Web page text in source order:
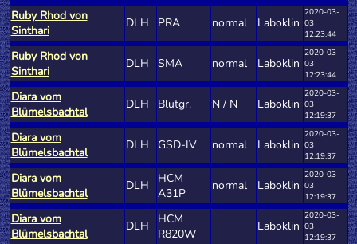
Ruby Rhod von
Sinthari
DLH PRA normal Laboklin
2020-03-
03
12:23:44
Ruby Rhod von
Sinthari
DLH SMA normal Laboklin
2020-03-
03
12:23:44
Diara vom
Blümelsbachtal
DLH Blutgr. N / N Laboklin
2020-03-
03
12:19:37
Diara vom
Blümelsbachtal
DLH GSD-IV normal Laboklin
2020-03-
03
12:19:37
Diara vom
Blümelsbachtal
DLH
HCM
A31P
normal Laboklin
2020-03-
03
12:19:37
Diara vom
Blümelsbachtal
DLH
HCM
R820W
Laboklin
2020-03-
03
12:19:37